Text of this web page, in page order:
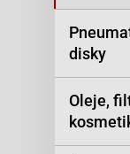
disky
Oleje,